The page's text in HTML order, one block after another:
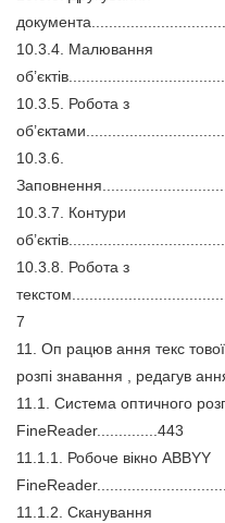
10.3.4. Малювання
10.3.5. Робота з
10.3.6.
10.3.7. Контури
10.3.8. Робота з
7
11. Оп рацюв ання текс
розпі знавання , редагув
11.1. Система оптичного
FineReader..............443
11.1.1. Робоче вікно ABBYY
11.1.2. Сканування